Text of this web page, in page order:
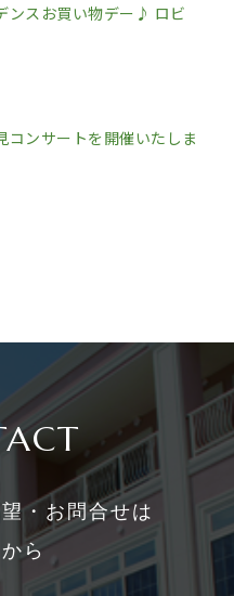
ンスお買い物デー♪ ロビ
コンサートを開催いたしま
・お問合せは
ら